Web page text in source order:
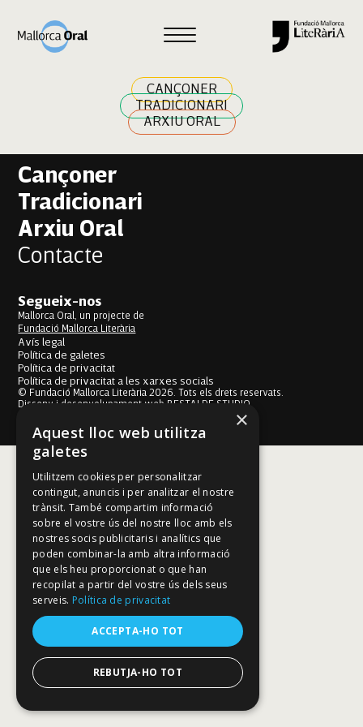
CANÇONER
TRADICIONARI
ARXIU ORAL
Catalina Pasqual Pasqual
Navegació
Previous: Antònia Llabrés Perelló
Toni Niell Fuster
Cançoner
Tradicionari
Arxiu Oral
Contacte
Segueix-nos
Mallorca Oral, un projecte de
Fundació Mallorca Literària
Avís legal
Política de galetes
Política de privacitat
Política de privacitat a les xarxes socials
© Fundació Mallorca Literària 2026. Tots els drets reservats.
Disseny i desenvolupament web BESTALDE STUDIO
×
Aquest lloc web utilitza
galetes
Utilitzem cookies per personalitzar
contingut, anuncis i per analitzar el nostre
trànsit. També compartim informació
sobre el vostre ús del nostre lloc amb els
nostres socis publicitaris i analítics que
poden combinar-la amb altra informació
que els heu proporcionat o que han
recopilat a partir del vostre ús dels seus
serveis. Política de privacitat
ACCEPTA-HO TOT
REBUTJA-HO TOT